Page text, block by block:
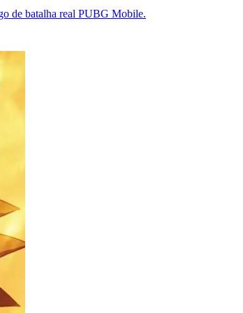
de batalha real PUBG Mobile.